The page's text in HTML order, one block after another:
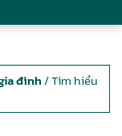
đình / Tìm hiểu